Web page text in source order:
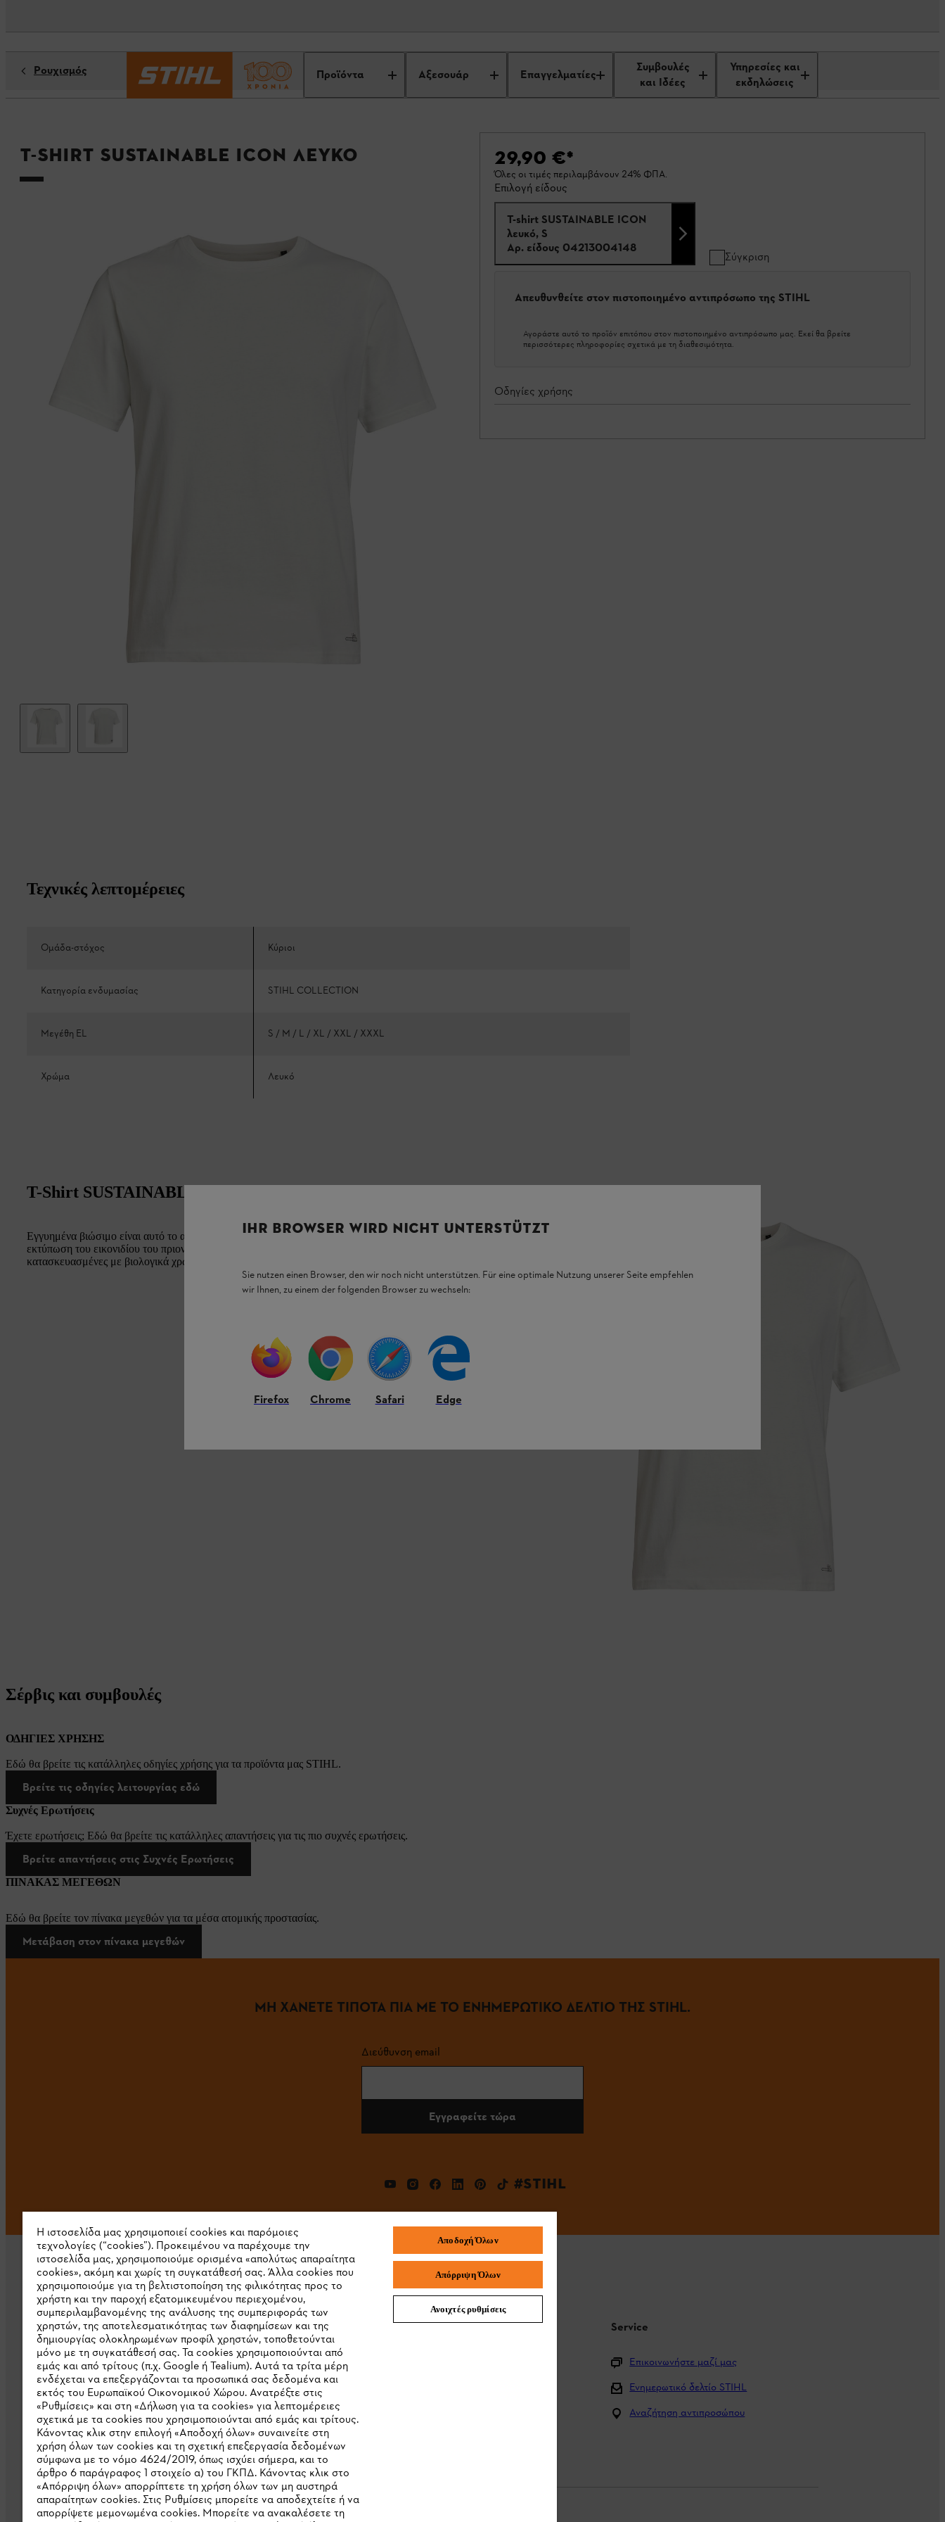
Προϊόντα Αξεσουάρ Επαγγελματίες
Συμβουλές
και Ιδέες
Υπηρεσίες και
εκδηλώσεις
Ρουχισμός
T-Shirt SUSTAINABLE ICON λευκό 29,90 €*
Όλες οι τιμές περιλαμβάνουν 24% ΦΠΑ.
Επιλογή είδους
T-shirt SUSTAINABLE ICON
λευκό, S
Αρ. είδους 04213004148
Σύγκριση
Απευθυνθείτε στον πιστοποιημένο αντιπρόσωπο της STIHL
Αγοράστε αυτό το προϊόν επιτόπου στον πιστοποιημένο αντιπρόσωπο μας. Εκεί θα βρείτε
περισσότερες πληροφορίες σχετικά με τη διαθεσιμότητα.
Οδηγίες χρήσης
Τεχνικές λεπτομέρειες
Ομάδα-στόχος Κύριοι
Κατηγορία ενδυμασίας STIHL COLLECTION
Μεγέθη EL S / M / L / XL / XXL / XXXL
Χρώμα Λευκό
T-Shirt SUSTAINABLE ICON
Εγγυημένα βιώσιμο είναι αυτό το ανδρικό μπλουζάκι από φυσικό οργανικό βαμβάκι σε λευκό χρώμα με μικρή
εκτύπωση του εικονιδίου του πριονιού STIHL μπροστά κάτω αριστερά. Όλες οι εκτυπώσεις είναι
κατασκευασμένες με βιολογικά χρώματα.
Σέρβις και συμβουλές
ΟΔΗΓΙΕΣ ΧΡΗΣΗΣ
Εδώ θα βρείτε τις κατάλληλες οδηγίες χρήσης για τα προϊόντα μας STIHL.
Βρείτε τις οδηγίες λειτουργίας εδώ
Συχνές Ερωτήσεις
Έχετε ερωτήσεις; Εδώ θα βρείτε τις κατάλληλες απαντήσεις για τις πιο συχνές ερωτήσεις.
Βρείτε απαντήσεις στις Συχνές Ερωτήσεις
ΠΙΝΑΚΑΣ ΜΕΓΕΘΩΝ
Εδώ θα βρείτε τον πίνακα μεγεθών για τα μέσα ατομικής προστασίας.
Μετάβαση στον πίνακα μεγεθών
ΜΗ ΧΑΝΕΤΕ ΤΙΠΟΤΑ ΠΙΑ ΜΕ ΤΟ ΕΝΗΜΕΡΩΤΙΚΟ ΔΕΛΤΙΟ ΤΗΣ STIHL.
Διεύθυνση email
Εγγραφείτε τώρα
#STIHL
Εταιρεία
Σχετικά με εμάς
Λήψη καταλόγου
Γραμμή ακεραιότητας STIHL
STIHL Συχνές ερωτήσεις Service
Επικοινωνήστε μαζί μας
Ενημερωτικό δελτίο STIHL
Αναζήτηση αντιπροσώπου
IHR BROWSER WIRD NICHT UNTERSTÜTZT
Sie nutzen einen Browser, den wir noch nicht unterstützen. Für eine optimale Nutzung unserer Seite empfehlen
wir Ihnen, zu einem der folgenden Browser zu wechseln:
Firefox Chrome Safari Edge
Η ιστοσελίδα μας χρησιμοποιεί cookies και παρόμοιες
τεχνολογίες (“cookies”). Προκειμένου να παρέχουμε την
ιστοσελίδα μας, χρησιμοποιούμε ορισμένα «απολύτως απαραίτητα
cookies», ακόμη και χωρίς τη συγκατάθεσή σας. Άλλα cookies που
χρησιμοποιούμε για τη βελτιστοποίηση της φιλικότητας προς το
χρήστη και την παροχή εξατομικευμένου περιεχομένου,
συμπεριλαμβανομένης της ανάλυσης της συμπεριφοράς των
χρηστών, της αποτελεσματικότητας των διαφημίσεων και της
δημιουργίας ολοκληρωμένων προφίλ χρηστών, τοποθετούνται
μόνο με τη συγκατάθεσή σας. Τα cookies χρησιμοποιούνται από
εμάς και από τρίτους (π.χ. Google ή Tealium). Αυτά τα τρίτα μέρη
ενδέχεται να επεξεργάζονται τα προσωπικά σας δεδομένα και
εκτός του Ευρωπαϊκού Οικονομικού Χώρου. Ανατρέξτε στις
«Ρυθμίσεις» και στη «Δήλωση για τα cookies» για λεπτομέρειες
σχετικά με τα cookies που χρησιμοποιούνται από εμάς και τρίτους.
Κάνοντας κλικ στην επιλογή «Αποδοχή όλων» συναινείτε στη
χρήση όλων των cookies και τη σχετική επεξεργασία δεδομένων
σύμφωνα με το νόμο 4624/2019, όπως ισχύει σήμερα, και το
άρθρο 6 παράγραφος 1 στοιχείο α) του ΓΚΠΔ. Κάνοντας κλικ στο
«Απόρριψη όλων» απορρίπτετε τη χρήση όλων των μη αυστηρά
απαραίτητων cookies. Στις Ρυθμίσεις μπορείτε να αποδεχτείτε ή να
απορρίψετε μεμονωμένα cookies. Μπορείτε να ανακαλέσετε τη
Αποδοχή Όλων
Απόρριψη Όλων
Ανοιχτές ρυθμίσεις